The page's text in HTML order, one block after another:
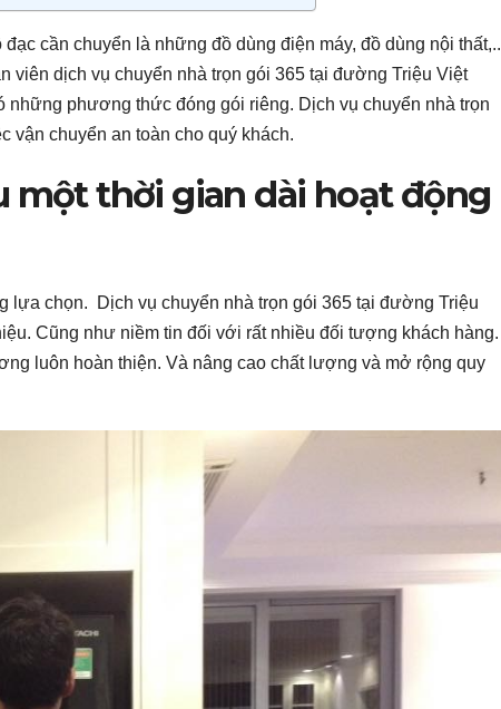
cần chuyển là những đồ dùng điện máy, đồ dùng nội thất,..
viên dịch vụ chuyển nhà trọn gói 365 tại đường Triệu Việt
phương thức đóng gói riêng. Dịch vụ chuyển nhà trọn
vận chuyển an toàn cho quý khách.
một thời gian dài hoạt động
chọn. Dịch vụ chuyển nhà trọn gói 365 tại đường Triệu
Cũng như niềm tin đối với rất nhiều đối tượng khách hàng.
luôn hoàn thiện. Và nâng cao chất lượng và mở rộng quy